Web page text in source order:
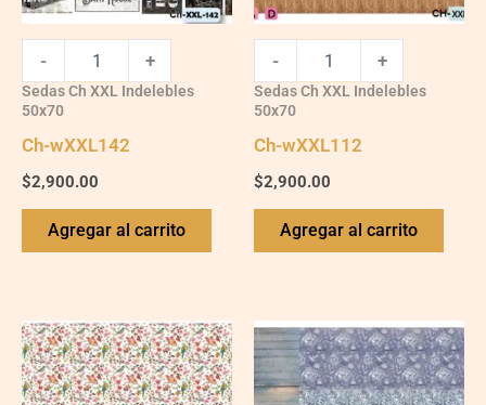
- +
Sedas Ch XXL Indelebles
50x70
Ch-wXXL142
$2,900.00
Agregar al carrito
- +
Sedas Ch XXL Indelebles
50x70
Ch-wXXL112
$2,900.00
Agregar al carrito
Ch-
wXXL115
quantity
Ch-
wXXL123
quantity